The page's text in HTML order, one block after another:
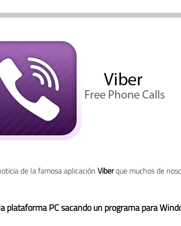
de la famosa aplicación Viberque muchos de
plataforma PC sacando un programa para